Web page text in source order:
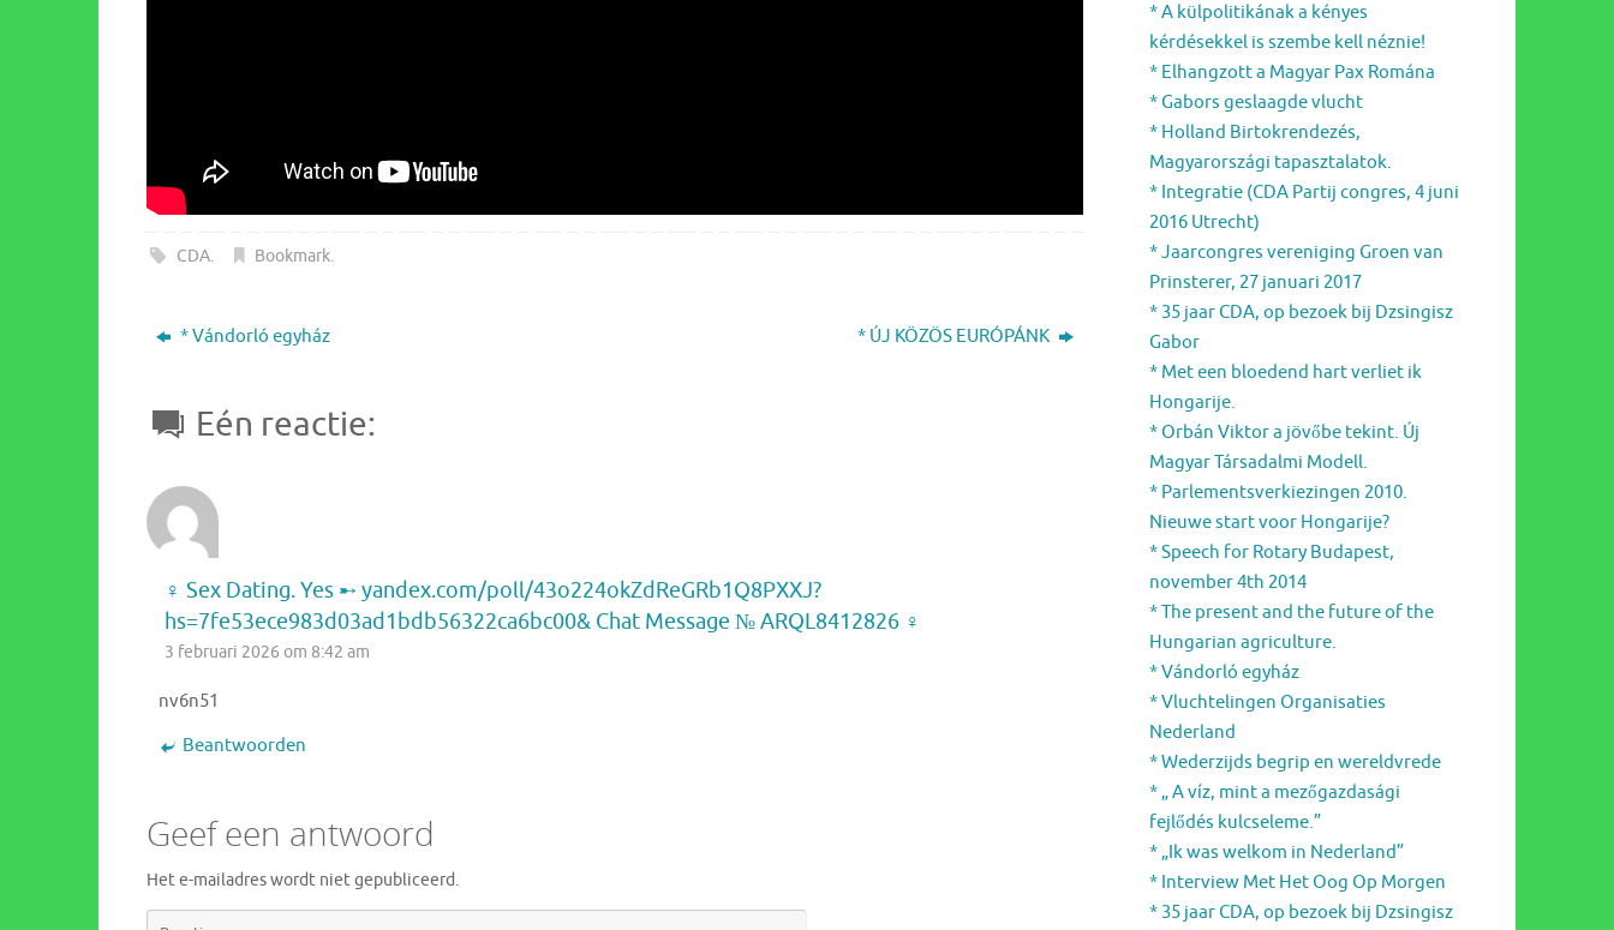
CDA. Bookmark.
* Vándorló egyház * ÚJ KÖZÖS EURÓPÁNK
Eén reactie:
‍♀️ Sex Dating. Yes ➸ yandex.com/poll/43o224okZdReGRb1Q8PXXJ?
hs=7fe53ece983d03ad1bdb56322ca6bc00& Chat Message № ARQL8412826 ‍♀️
3 februari 2026 om 8:42 am
nv6n51
Beantwoorden
Geef een antwoord
Het e-mailadres wordt niet gepubliceerd.
* A külpolitikának a kényes
kérdésekkel is szembe kell néznie!
* Elhangzott a Magyar Pax Romána
* Gabors geslaagde vlucht
* Holland Birtokrendezés,
Magyarországi tapasztalatok.
* Integratie (CDA Partij congres, 4 juni
2016 Utrecht)
* Jaarcongres vereniging Groen van
Prinsterer, 27 januari 2017
* 35 jaar CDA, op bezoek bij Dzsingisz
Gabor
* Met een bloedend hart verliet ik
Hongarije.
* Orbán Viktor a jövőbe tekint. Új
Magyar Társadalmi Modell.
* Parlementsverkiezingen 2010.
Nieuwe start voor Hongarije?
* Speech for Rotary Budapest,
november 4th 2014
* The present and the future of the
Hungarian agriculture.
* Vándorló egyház
* Vluchtelingen Organisaties
Nederland
* Wederzijds begrip en wereldvrede
* „ A víz, mint a mezőgazdasági
fejlődés kulcseleme.”
* „Ik was welkom in Nederland”
* Interview Met Het Oog Op Morgen
* 35 jaar CDA, op bezoek bij Dzsingisz